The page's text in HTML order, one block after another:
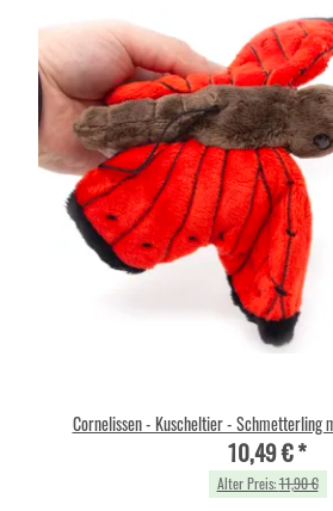
Cornelissen - Kuscheltier - Schmetterling
10,49 €*
Alter Preis:11,90 €